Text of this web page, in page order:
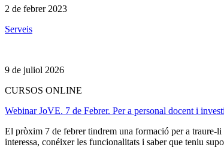
2 de febrer 2023
Serveis
9 de juliol 2026
CURSOS ONLINE
Webinar JoVE. 7 de Febrer. Per a personal docent i
El pròxim 7 de febrer tindrem una formació per a traure-
interessa, conéixer les funcionalitats i saber que teniu